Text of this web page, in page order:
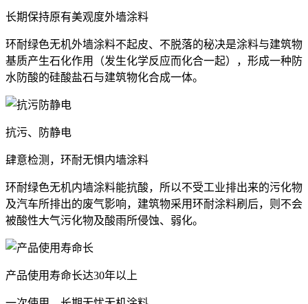
长期保持原有美观度外墙涂料
环耐绿色无机外墙涂料不起皮、不脱落的秘决是涂料与建筑物
基质产生石化作用（发生化学反应而化合一起），形成一种防
水防酸的硅酸盐石与建筑物化合成一体。
抗污、防静电
肆意检测，环耐无惧内墙涂料
环耐绿色无机内墙涂料能抗酸，所以不受工业排出来的污化物
及汽车所排出的废气影响，建筑物采用环耐涂料刷后，则不会
被酸性大气污化物及酸雨所侵蚀、弱化。
产品使用寿命长达30年以上